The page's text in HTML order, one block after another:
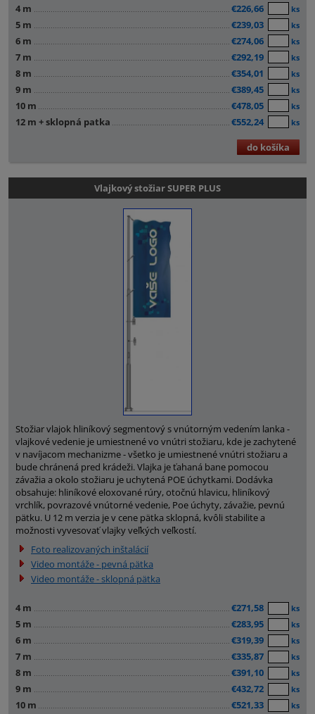
4 m €226,66 ks
5 m €239,03 ks
6 m €274,06 ks
7 m €292,19 ks
8 m €354,01 ks
9 m €389,45 ks
10 m €478,05 ks
12 m + sklopná patka €552,24 ks
do košíka
Vlajkový stožiar SUPER PLUS
Stožiar vlajok hliníkový segmentový s vnútorným vedením lanka -
vlajkové vedenie je umiestnené vo vnútri stožiaru, kde je zachytené
v navíjacom mechanizme - všetko je umiestnené vnútri stožiaru a
bude chránená pred krádeži. Vlajka je ťahaná bane pomocou
závažia a okolo stožiaru je uchytená POE úchytkami. Dodávka
obsahuje: hliníkové eloxované rúry, otočnú hlavicu, hliníkový
vrchlík, povrazové vnútorné vedenie, Poe úchyty, závažie, pevnú
pätku. U 12 m verzia je v cene pätka sklopná, kvôli stabilite a
možnosti vyvesovať vlajky veľkých veľkostí.
Foto realizovaných inštalácií
Video montáže - pevná pätka
Video montáže - sklopná pätka
4 m €271,58 ks
5 m €283,95 ks
6 m €319,39 ks
7 m €335,87 ks
8 m €391,10 ks
9 m €432,72 ks
10 m €521,33 ks